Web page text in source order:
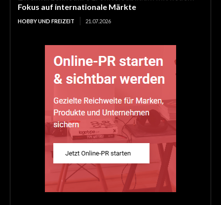
Fokus auf internationale Märkte
HOBBY UND FREIZEIT 21.07.2026